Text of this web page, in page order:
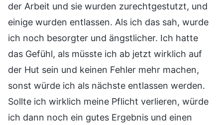
der Arbeit und sie wurden zurechtgestutzt, und
einige wurden entlassen. Als ich das sah, wurde
ich noch besorgter und ängstlicher. Ich hatte
das Gefühl, als müsste ich ab jetzt wirklich auf
der Hut sein und keinen Fehler mehr machen,
sonst würde ich als nächste entlassen werden.
Sollte ich wirklich meine Pflicht verlieren, würde
ich dann noch ein gutes Ergebnis und einen